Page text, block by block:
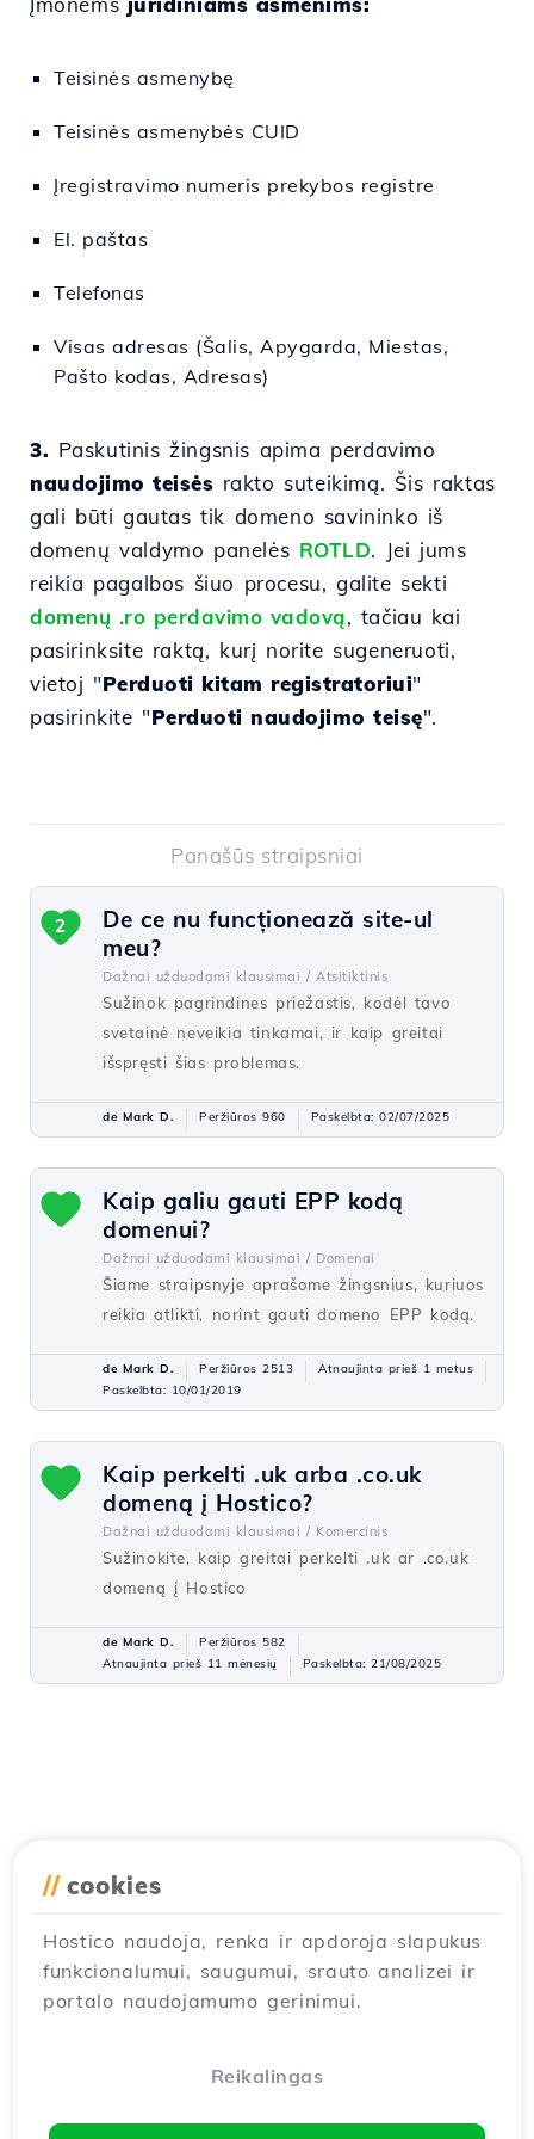
Teisinės asmenybę
Teisinės asmenybės CUID
Įregistravimo numeris prekybos registre
El. paštas
Telefonas
Visas adresas (Šalis, Apygarda, Miestas,
Pašto kodas, Adresas)
3. Paskutinis žingsnis apima perdavimo
naudojimo teisės rakto suteikimą. Šis raktas
gali būti gautas tik domeno savininko iš
domenų valdymo panelės ROTLD. Jei jums
reikia pagalbos šiuo procesu, galite sekti
domenų .ro perdavimo vadovą, tačiau kai
pasirinksite raktą, kurį norite sugeneruoti,
vietoj "Perduoti kitam registratoriui"
pasirinkite "Perduoti naudojimo teisę".
Panašūs straipsniai
De ce nu funcționează site-ul
meu?
Dažnai užduodami klausimai / Atsitiktinis
Sužinok pagrindines priežastis, kodėl tavo
svetainė neveikia tinkamai, ir kaip greitai
išspręsti šias problemas.
2
de Mark D. Peržiūros 960 Paskelbta: 02/07/2025
Kaip galiu gauti EPP kodą
domenui?
Dažnai užduodami klausimai / Domenai
Šiame straipsnyje aprašome žingsnius, kuriuos
reikia atlikti, norint gauti domeno EPP kodą.
de Mark D. Peržiūros 2513
Atnaujinta prieš 1 metus
Paskelbta: 10/01/2019
Kaip perkelti .uk arba .co.uk
domeną į Hostico?
Dažnai užduodami klausimai / Komercinis
Sužinokite, kaip greitai perkelti .uk ar .co.uk
domeną į Hostico
de Mark D.
Peržiūros 582
Atnaujinta prieš 11 mėnesių
Paskelbta: 21/08/2025
// cookies
Hostico naudoja, renka ir apdoroja slapukus
funkcionalumui, saugumui, srauto analizei ir
portalo naudojamumo gerinimui.
Reikalingas